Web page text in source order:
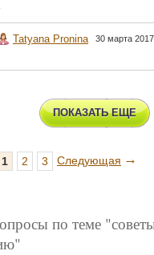
Tatyana Pronina 30 марта
ПОКАЗАТЬ ЕЩЕ
1 2 3 Следующая →
по теме